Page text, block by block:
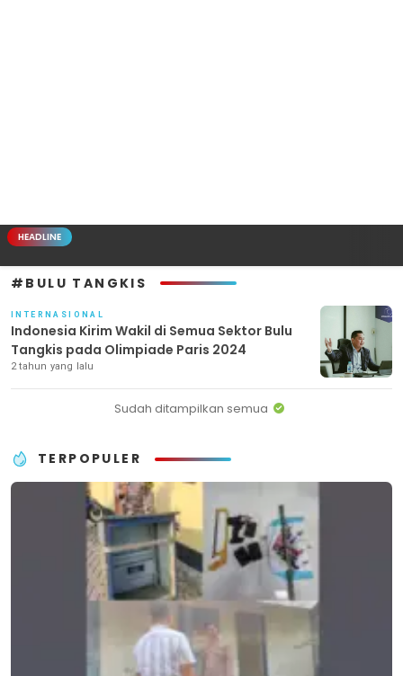
HEADLINE
#BULU TANGKIS
INTERNASIONAL
Indonesia Kirim Wakil di Semua Sektor Bulu
Tangkis pada Olimpiade Paris 2024
2 tahun yang lalu
Sudah ditampilkan semua
TERPOPULER